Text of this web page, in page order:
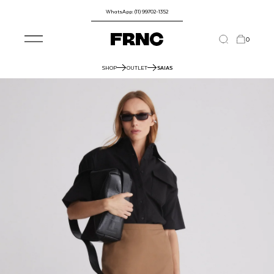
WhatsApp: (11) 99702-1352
0
SHOP OUTLET SAIAS